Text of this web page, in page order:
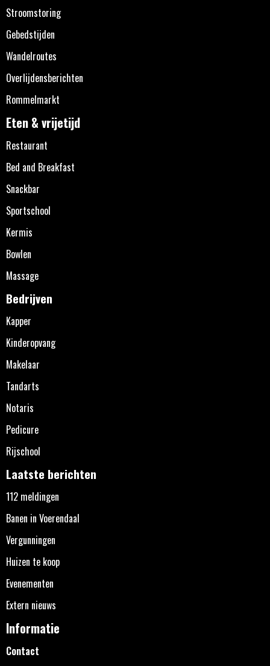
Stroomstoring
Gebedstijden
Wandelroutes
Overlijdensberichten
Rommelmarkt
Eten & vrijetijd
Restaurant
Bed and Breakfast
Snackbar
Sportschool
Kermis
Bowlen
Massage
Bedrijven
Kapper
Kinderopvang
Makelaar
Tandarts
Notaris
Pedicure
Rijschool
Laatste berichten
112 meldingen
Banen in Voerendaal
Vergunningen
Huizen te koop
Evenementen
Extern nieuws
Informatie
Contact